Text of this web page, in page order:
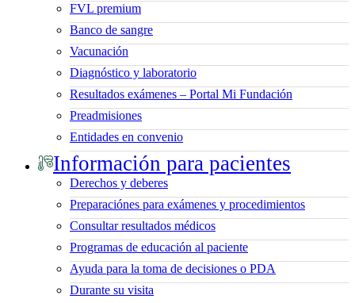
FVL premium
Banco de sangre
Vacunación
Diagnóstico y laboratorio
Resultados exámenes – Portal Mi Fundación
Preadmisiones
Entidades en convenio
Información para pacientes
Derechos y deberes
Preparaciónes para exámenes y procedimientos
Consultar resultados médicos
Programas de educación al paciente
Ayuda para la toma de decisiones o PDA
Durante su visita